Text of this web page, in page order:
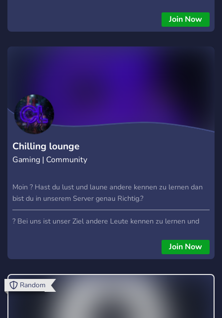
Join Now
Chilling lounge
Gaming | Community
Moin ? Hast du lust und laune andere kennen zu lernen dan
bist du in unserem Server genau Richtig.?
? Bei uns ist unser Ziel andere Leute kennen zu lernen und
Bei uns gibt es folgendes ? Wir wollen unser Server zu
und andere Sachen ? Viele Bots und Commands ? Viele
Chats oder Themen ? Talk: Ganz viele Sprachchats um auch
Join Now
Random